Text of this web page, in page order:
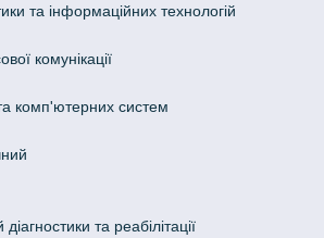
та інформаційних технологій
комунікації
комп'ютерних систем
та реабілітації